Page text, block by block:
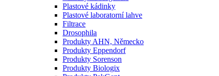
Plastové kádinky
Plastové laboratorní lahve
Filtrace
Drosophila
Produkty AHN, Německo
Produkty Eppendorf
Produkty Sorenson
Produkty Biologix